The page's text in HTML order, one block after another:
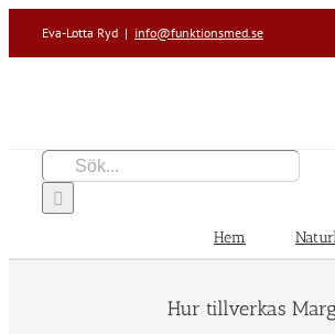
innehållet
Eva-Lotta Ryd | info@funktionsmed.se
Sök
efter:
Hem
Hur tillverkas